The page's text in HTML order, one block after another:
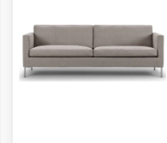
Tyg pg.4 Tangent 07